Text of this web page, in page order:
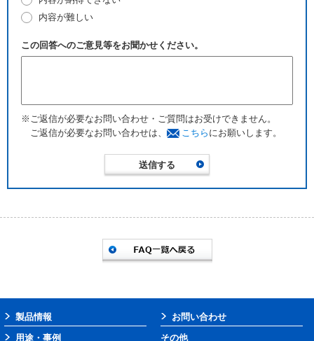
内容が難しい
この回答へのご意見等をお聞かせください。
※ご返信が必要なお問い合わせ・ご質問はお受けできません。
ご返信が必要なお問い合わせは、
こちら にお願いします。
製品情報
用途・事例
お問い合わせ
その他